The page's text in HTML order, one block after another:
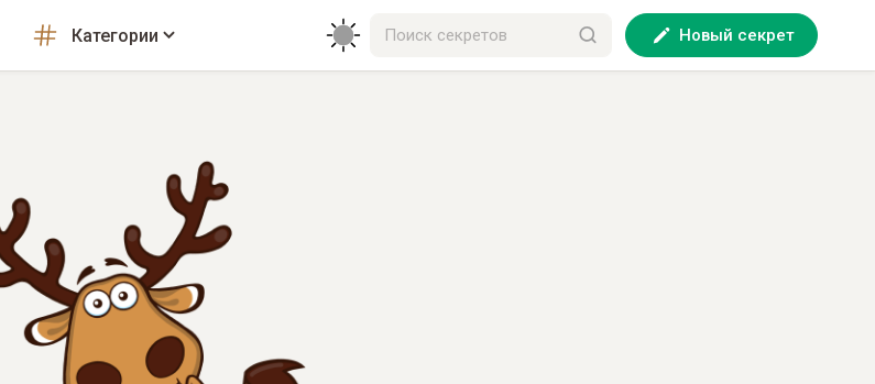
Категории Новый секрет